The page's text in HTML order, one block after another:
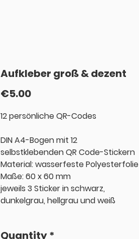
Aufkleber groß & dezent
€5.00Price
12 persönliche QR-Codes
DIN A4-Bogen mit 12
selbstklebenden QR Code-Stickern
Material: wasserfeste Polyesterfolie
Maße: 60 x 60 mm
jeweils 3 Sticker in schwarz,
dunkelgrau, hellgrau und weiß
Quantity*